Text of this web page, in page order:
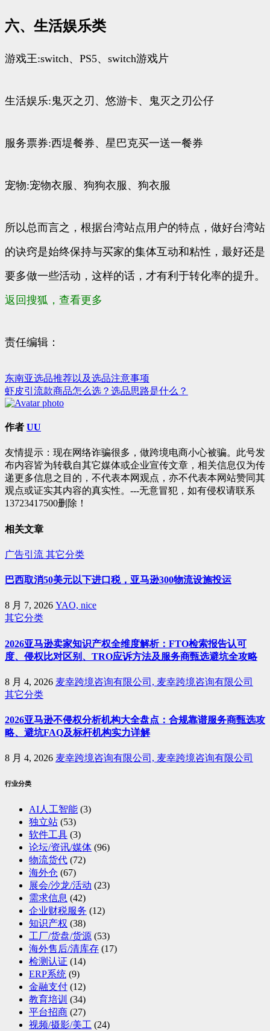
六、生活娱乐类
游戏王:switch、PS5、switch游戏片
生活娱乐:鬼灭之刃、悠游卡、鬼灭之刃公仔
服务票券:西堤餐券、星巴克买一送一餐券
宠物:宠物衣服、狗狗衣服、狗衣服
所以总而言之，根据台湾站点用户的特点，做好台湾站
的诀窍是始终保持与买家的集体互动和粘性，最好还是
要多做一些活动，这样的话，才有利于转化率的提升。
返回搜狐，查看更多
责任编辑：
文
章
导
东南亚选品推荐以及选品注意事项
虾皮引流款商品怎么选？选品思路是什么？
作者 UU
友情提示：现在网络诈骗很多，做跨境电商小心被骗。此号发
布内容皆为转载自其它媒体或企业宣传文章，相关信息仅为传
递更多信息之目的，不代表本网观点，亦不代表本网站赞同其
观点或证实其内容的真实性。---无意冒犯，如有侵权请联系
13723417500删除！
相关文章
广告引流 其它分类
巴西取消50美元以下进口税，亚马逊300物流设施投运
8 月 7, 2026 YAO, nice
其它分类
2026亚马逊卖家知识产权全维度解析：FTO检索报告认可
度、侵权比对区别、TRO应诉方法及服务商甄选避坑全攻略
8 月 4, 2026 麦幸跨境咨询有限公司, 麦幸跨境咨询有限公司
其它分类
2026亚马逊不侵权分析机构大全盘点：合规靠谱服务商甄选攻
略、避坑FAQ及标杆机构实力详解
8 月 4, 2026 麦幸跨境咨询有限公司, 麦幸跨境咨询有限公司
行业分类
AI人工智能 (3)
独立站 (53)
软件工具 (3)
论坛/资讯/媒体 (96)
物流货代 (72)
海外仓 (67)
展会/沙龙/活动 (23)
需求信息 (42)
企业财税服务 (12)
知识产权 (38)
工厂/货盘/货源 (53)
海外售后/清库存 (17)
检测认证 (14)
ERP系统 (9)
金融支付 (12)
教育培训 (34)
平台招商 (27)
视频/摄影/美工 (24)